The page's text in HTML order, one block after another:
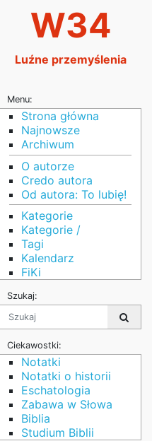
W34
Luźne przemyślenia
Menu:
Strona główna
Najnowsze
Archiwum
O autorze
Credo autora
Od autora: To lubię!
Kategorie
Kategorie /
Tagi
Kalendarz
FiKi
Szukaj:
Ciekawostki:
Notatki
Notatki o historii
Eschatologia
Zabawa w Słowa
Biblia
Studium Biblii